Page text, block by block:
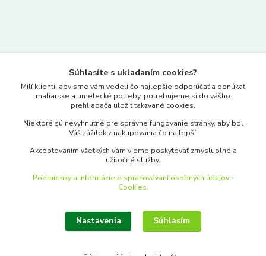
www.merkantil.sk
Pondelok-Piatok: 9.00-17.00hod.
objednavky@merkantil-obchod.sk
Upraviť zber cookies.
Súhlasíte s ukladaním cookies?
Milí klienti, aby sme vám vedeli čo najlepšie odporúčať a ponúkať
maliarske a umelecké potreby, potrebujeme si do vášho
prehliadača uložiť takzvané cookies.
Niektoré sú nevyhnutné pre správne fungovanie stránky, aby bol
Váš zážitok z nakupovania čo najlepší.
Akceptovaním všetkých vám vieme poskytovať zmysluplné a
užitočné služby.
Podmienky a informácie o spracovávaní osobných údajov -
Cookies.
Nastavenia Súhlasím